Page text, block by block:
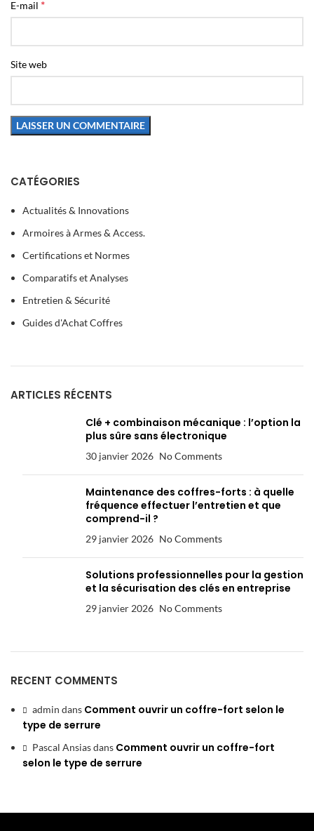
E-mail *
Site web
CATÉGORIES
Actualités & Innovations
Armoires à Armes & Access.
Certifications et Normes
Comparatifs et Analyses
Entretien & Sécurité
Guides d'Achat Coffres
ARTICLES RÉCENTS
Clé + combinaison mécanique : l’option la
plus sûre sans électronique
30 janvier 2026 No Comments
Maintenance des coffres-forts : à quelle
fréquence effectuer l’entretien et que
comprend-il ?
29 janvier 2026 No Comments
Solutions professionnelles pour la gestion
et la sécurisation des clés en entreprise
29 janvier 2026 No Comments
RECENT COMMENTS
admin dans Comment ouvrir un coffre-fort selon le
type de serrure
Pascal Ansiasdans Comment ouvrir un coffre-fort
selon le type de serrure